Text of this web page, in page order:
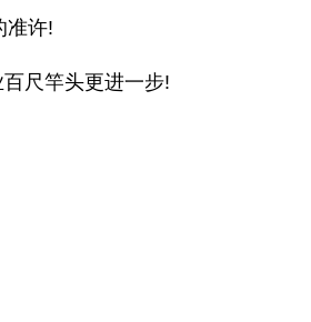
准许!
尺竿头更进一步!